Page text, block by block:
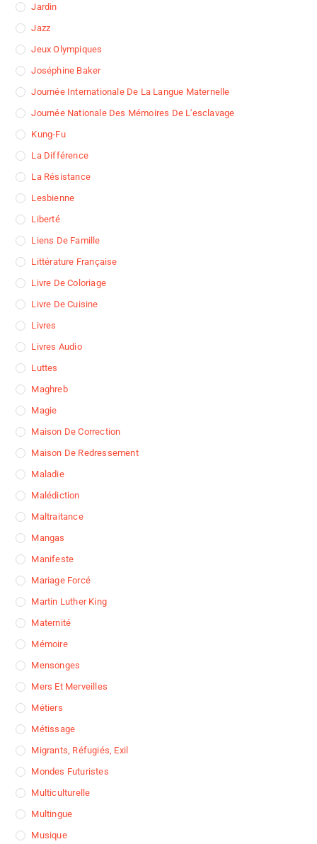
Jardin
Jazz
Jeux Olympiques
Joséphine Baker
Journée Internationale De La Langue Maternelle
Journée Nationale Des Mémoires De L'esclavage
Kung-Fu
La Différence
La Résistance
Lesbienne
Liberté
Liens De Famille
Littérature Française
Livre De Coloriage
Livre De Cuisine
Livres
Livres Audio
Luttes
Maghreb
Magie
Maison De Correction
Maison De Redressement
Maladie
Malédiction
Maltraitance
Mangas
Manifeste
Mariage Forcé
Martin Luther King
Maternité
Mémoire
Mensonges
Mers Et Merveilles
Métiers
Métissage
Migrants, Réfugiés, Exil
Mondes Futuristes
Multiculturelle
Multingue
Musique